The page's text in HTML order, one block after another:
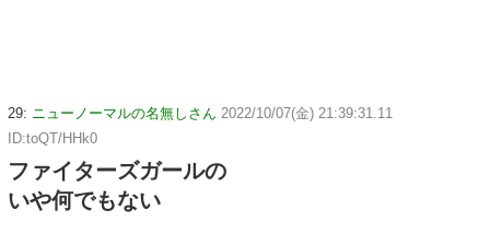
29: ニューノーマルの名無しさん 2022/10/07(金) 21:39:31.11
ID:toQT/HHk0
ファイターズガールの
いや何でもない